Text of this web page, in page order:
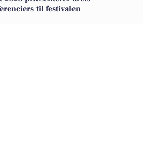
til festivalen